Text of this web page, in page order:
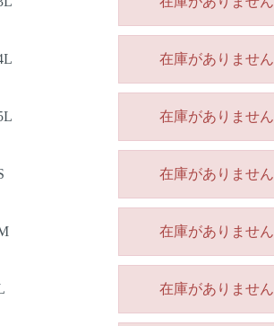
在庫がありません
在庫がありません
在庫がありません
在庫がありません
在庫がありません